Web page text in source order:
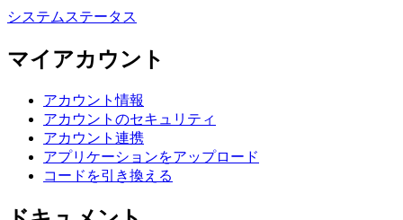
システムステータス
マイアカウント
アカウント情報
アカウントのセキュリティ
アカウント連携
アプリケーションをアップロード
コードを引き換える